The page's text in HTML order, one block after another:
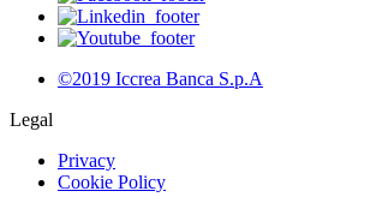
©2019 Iccrea Banca S.p.A
Legal
Privacy
Cookie Policy